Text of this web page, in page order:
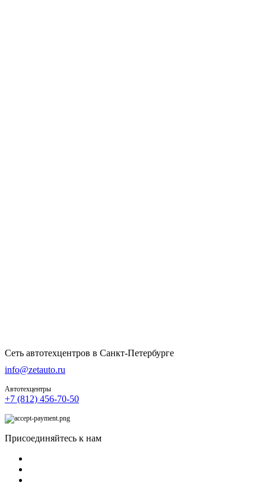
Сеть автотехцентров в Санкт-Петербурге
info@zetauto.ru
Автотехцентры
+7 (812) 456-70-50
Присоединяйтесь к нам